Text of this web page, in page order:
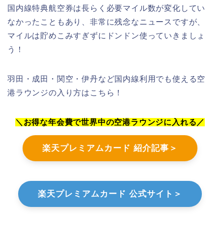
国内線特典航空券は長らく必要マイル数が変化してい
なかったこともあり、非常に残念なニュースですが、
マイルは貯めこみすぎずにドンドン使っていきましょ
う！
羽田・成田・関空・伊丹など国内線利用でも使える空
港ラウンジの入り方はこちら！
＼お得な年会費で世界中の空港ラウンジに入れる／
楽天プレミアムカード 紹介記事＞
楽天プレミアムカード 公式サイト＞